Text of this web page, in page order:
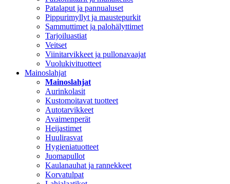
Patalaput ja pannualuset
Pippurimyllyt ja maustepurkit
Sammuttimet ja palohälyttimet
Tarjoiluastiat
Veitset
Viinitarvikkeet ja pullonavaajat
Vuolukivituotteet
Mainoslahjat
Mainoslahjat
Aurinkolasit
Kustomoitavat tuotteet
Autotarvikkeet
Avaimenperät
Heijastimet
Huulirasvat
Hygieniatuotteet
Juomapullot
Kaulanauhat ja rannekkeet
Korvatulpat